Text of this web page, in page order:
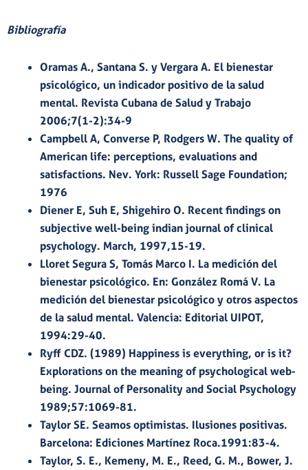
Bibliografía
Oramas A., Santana S. y Vergara A. El bienestar
psicológico, un indicador positivo de la salud
mental. Revista Cubana de Salud y Trabajo
2006;7(1-2):34-9
Campbell A, Converse P, Rodgers W. The quality of
American life: perceptions, evaluations and
satisfactions. Nev. York: Russell Sage Foundation;
1976
Diener E, Suh E, Shigehiro O. Recent findings on
subjective well-being indian journal of clinical
psychology. March, 1997,15-19.
Lloret Segura S, Tomás Marco I. La medición del
bienestar psicológico. En: González Romá V. La
medición del bienestar psicológico y otros aspectos
de la salud mental. Valencia: Editorial UIPOT,
1994:29-40.
Ryff CDZ. (1989) Happiness is everything, or is it?
Explorations on the meaning of psychological web-
being. Journal of Personality and Social Psychology
1989;57:1069-81.
Taylor SE. Seamos optimistas. Ilusiones positivas.
Barcelona: Ediciones Martínez Roca.1991:83-4.
Taylor, S. E., Kemeny, M. E., Reed, G. M., Bower, J.